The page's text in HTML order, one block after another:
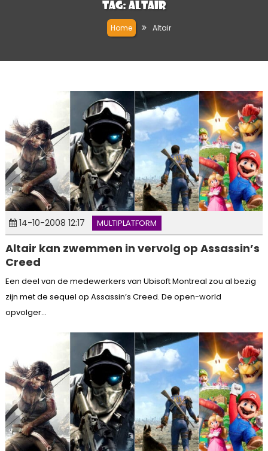
Tag: Altair
Home Altair
14-10-2008 12:17 MULTIPLATFORM
Altair kan zwemmen in vervolg op Assassin’s
Creed
Een deel van de medewerkers van Ubisoft Montreal zou al bezig
zijn met de sequel op Assassin’s Creed. De open-world
opvolger...